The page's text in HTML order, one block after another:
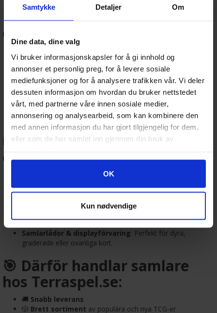
Samtykke Detaljer Om
Dine data, dine valg
Vi bruker informasjonskapsler for å gi innhold og
annonser et personlig preg, for å levere sosiale
mediefunksjoner og for å analysere trafikken vår. Vi deler
dessuten informasjon om hvordan du bruker nettstedet
vårt, med partnerne våre innen sosiale medier,
annonsering og analysearbeid, som kan kombinere den
med annen informasjon du har gjort tilgjengelig for dem,
eller som de har samlet inn gjennom din bruk av
Googles retningslinjer for personvern
OK
Kun nødvendige
🎴 Populära samlarkort hos
oss:
och promokort.
Magic: The Gathering: Boosters, Commander Decks,
Draft-boxar och tillbehör.
Fotbollskort: Samlaralbum och kort från toppspelare och
Lorcana, Digimon, One Piece: Spännande nyheter för
samlare och TCG-fans.
📦 Tillbehör för kortsamling
och spel:
: Standard och japansk storlek från
Pärmar och förvaring: Skydda och organisera din samling
struktur.
Samlarlådor & displayförvaring: Perfekt för dyra,
graderade eller ovanliga kort.
🎯 Därför handlar samlare
hos Terraspel.se:
🚚 Snabb leverans
🎲 Brett sortiment av populära och nya TCG-er